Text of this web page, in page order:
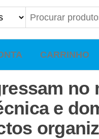
CARRINHO
no
e